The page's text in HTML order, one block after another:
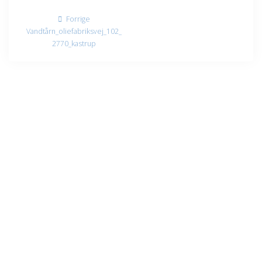
Indlægsnavigation
ForrigeForrige
indlæg:
Vandtårn_oliefabriksvej_102_
2770_kastrup